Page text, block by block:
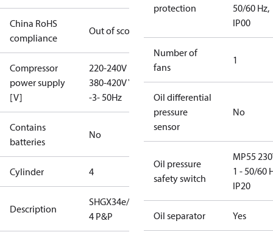
China RoHS
compliance
Out of scope
Compressor
power supply
[V]
220-240V D /
380-420V Y
-3- 50Hz
Contains
batteries
No
Cylinder 4
Description
SHGX34e/215-
4 P&P
protection
50/60 Hz,
IP00
Number of
fans
1
Oil differential
pressure
sensor
No
Oil pressure
safety switch
MP55
1 - 50/60
IP20
Oil separator Yes